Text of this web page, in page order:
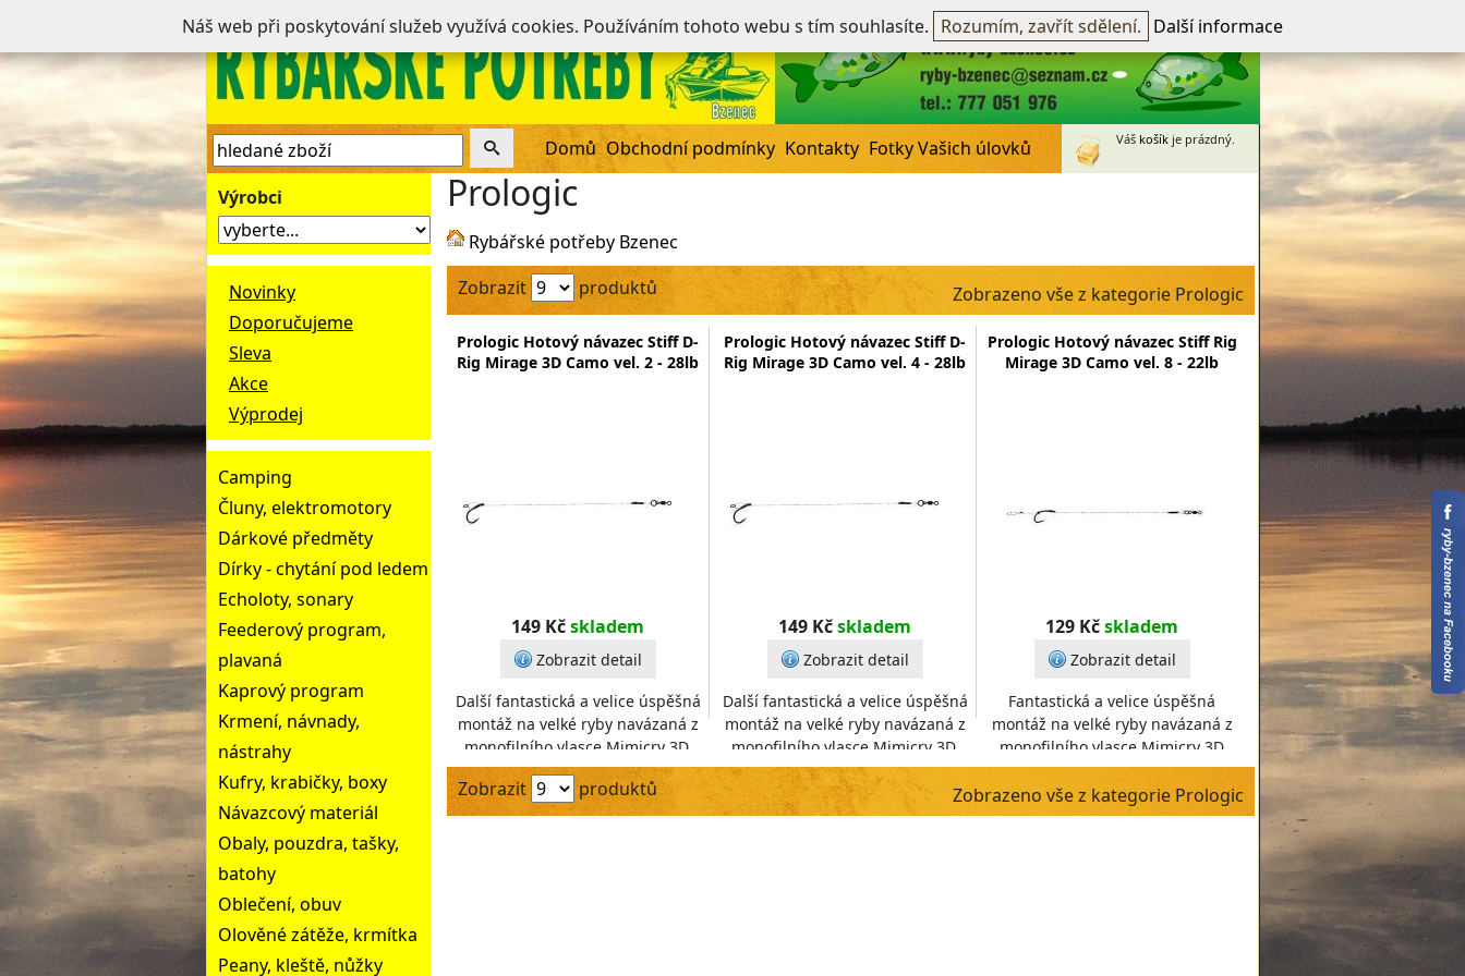
Nepřihlášen -přihlásit~Registrovat
Domů Obchodní podmínky Kontakty Fotky Vašich úlovků Váš košík je prázdný.
Výrobci
Novinky
Doporučujeme
Sleva
Akce
Výprodej
Camping
Čluny, elektromotory
Dárkové předměty
Dírky - chytání pod ledem
Echoloty, sonary
Feederový program,
plavaná
Kaprový program
Krmení, návnady,
nástrahy
Kufry, krabičky, boxy
Návazcový materiál
Obaly, pouzdra, tašky,
batohy
Oblečení, obuv
Olověné zátěže, krmítka
Peany, kleště, nůžky
Prologic
Rybářské potřeby Bzenec
Zobrazit
produktů Zobrazeno vše z kategorie Prologic
Prologic Hotový návazec Stiff D-
Rig Mirage 3D Camo vel. 2 - 28lb
149 Kčskladem
Zobrazit detail
Další fantastická a velice úspěšná
montáž na velké ryby navázaná z
monofilního vlasce Mimicry 3D.
Ideální na vyvážené nástrahy
nebo panáčky.
Prologic Hotový návazec Stiff D-
Rig Mirage 3D Camo vel. 4 - 28lb
149 Kčskladem
Zobrazit detail
Další fantastická a velice úspěšná
montáž na velké ryby navázaná z
monofilního vlasce Mimicry 3D.
Ideální na vyvážené nástrahy
nebo panáčky.
Prologic Hotový návazec Stiff Rig
Mirage 3D Camo vel. 8 - 22lb
129 Kčskladem
Zobrazit detail
Fantastická a velice úspěšná
montáž na velké ryby navázaná z
monofilního vlasce Mimicry 3D
Mirage. Ideální na vyvážené
nástrahy nebo panáčky
Zobrazit produktů Zobrazeno vše z kategorie Prologic
Náš web při poskytování služeb využívá cookies. Používáním tohoto webu s tím souhlasíte. Rozumím, zavřít sdělení. Další informace